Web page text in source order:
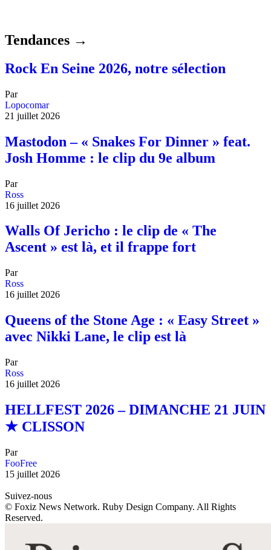
Tendances →
Rock En Seine 2026, notre sélection
Par
Lopocomar
21 juillet 2026
Mastodon – « Snakes For Dinner » feat.
Josh Homme : le clip du 9e album
Par
Ross
16 juillet 2026
Walls Of Jericho : le clip de « The
Ascent » est là, et il frappe fort
Par
Ross
16 juillet 2026
Queens of the Stone Age : « Easy Street »
avec Nikki Lane, le clip est là
Par
Ross
16 juillet 2026
HELLFEST 2026 – DIMANCHE 21 JUIN
★ CLISSON
Par
FooFree
15 juillet 2026
Suivez-nous
© Foxiz News Network. Ruby Design Company. All Rights
Reserved.